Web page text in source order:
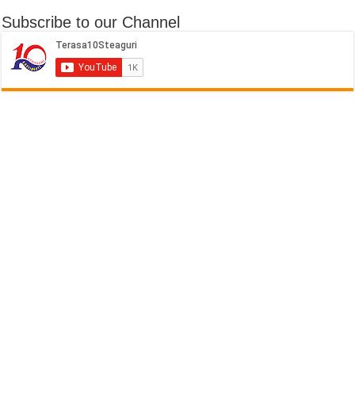
Subscribe to our Channel